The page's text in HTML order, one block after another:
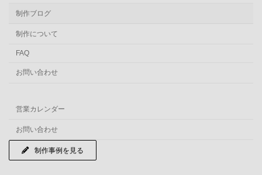
制作ブログ
制作について
FAQ
お問い合わせ
営業カレンダー
お問い合わせ
制作事例を見る